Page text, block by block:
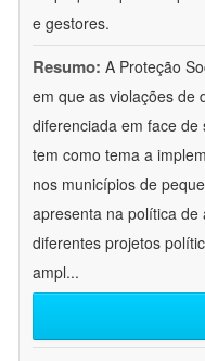
e gestores.
Resumo: A Proteção
em que as violações de
diferenciada em face
tem como tema a
nos municípios de
apresenta na política de
diferentes projetos
ampl...